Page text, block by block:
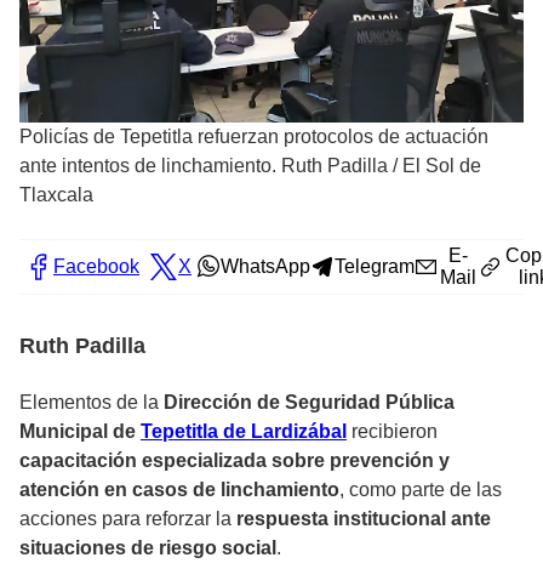
Policías de Tepetitla refuerzan protocolos de actuación
ante intentos de linchamiento. Ruth Padilla / El Sol de
Tlaxcala
Facebook X WhatsApp Telegram
E-
Mail
Ruth Padilla
Elementos de la Dirección de Seguridad Pública
Municipal de Tepetitla de Lardizábal recibieron
capacitación especializada sobre prevención y
atención en casos de linchamiento, como parte de las
acciones para reforzar la respuesta institucional ante
situaciones de riesgo social .